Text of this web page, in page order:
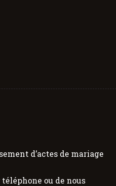
d’actes de mariage
ou de nous